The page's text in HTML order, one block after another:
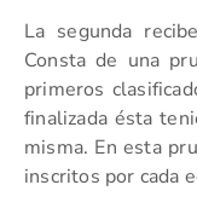
La segunda
Consta de una
primeros
finalizada ésta
misma. En esta
inscritos por cada